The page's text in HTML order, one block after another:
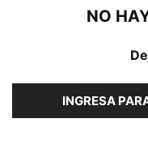
NO
INGRESA